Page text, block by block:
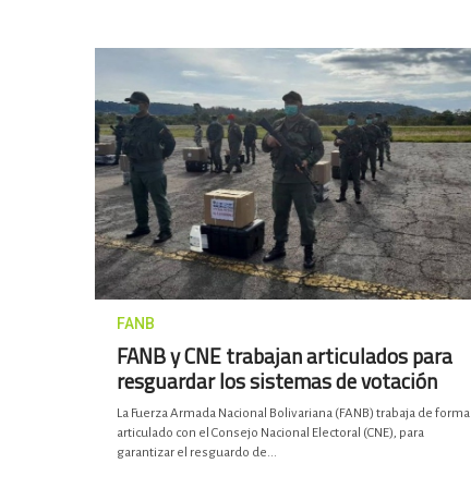
FANB
FANB y CNE trabajan articulados para
resguardar los sistemas de votación
La Fuerza Armada Nacional Bolivariana (FANB) trabaja de forma
articulado con el Consejo Nacional Electoral (CNE), para
garantizar el resguardo de...